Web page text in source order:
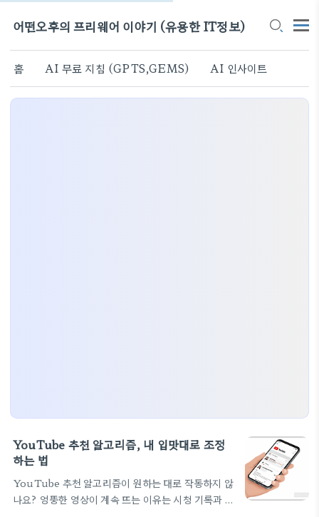
어떤오후의 프리웨어 이야기 (유용한 IT정보)
홈 AI 무료 지침 (GPTS,GEMS) AI 인사이트
YouTube 추천 알고리즘, 내 입맛대로 조정
하는 법
YouTube 추천 알고리즘이 원하는 대로 작동하지 않
나요? 엉뚱한 영상이 계속 뜨는 이유는 시청 기록과 검